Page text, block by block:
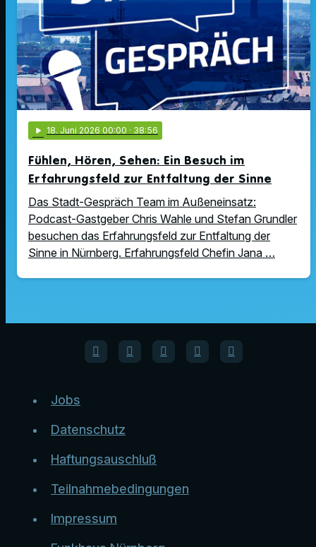
play_arrow 18. Juni 2026 00:00 · 38:56
Fühlen, Hören, Sehen: Ein Besuch im
Erfahrungsfeld zur Entfaltung der Sinne
Das Stadt-Gespräch Team im Außeneinsatz:
Podcast-Gastgeber Chris Wahle und Stefan Grundler
besuchen das Erfahrungsfeld zur Entfaltung der
Sinne in Nürnberg. Erfahrungsfeld Chefin Jana …
Jobs
Datenschutz
Haftungsauschluß
Teilnahmebedingungen
Impressum